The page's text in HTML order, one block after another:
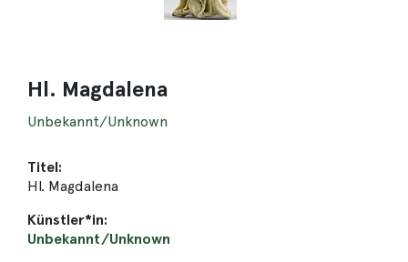
Hl. Magdalena
Unbekannt/Unknown
Titel:
Hl. Magdalena
Künstler*in:
Unbekannt/Unknown